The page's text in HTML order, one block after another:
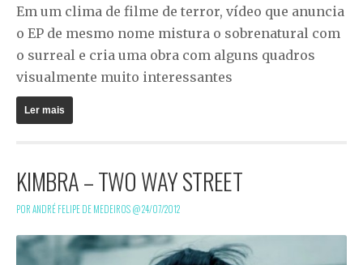
Em um clima de filme de terror, vídeo que anuncia
o EP de mesmo nome mistura o sobrenatural com
o surreal e cria uma obra com alguns quadros
visualmente muito interessantes
Ler mais
KIMBRA – TWO WAY STREET
POR ANDRÉ FELIPE DE MEDEIROS @24/07/2012